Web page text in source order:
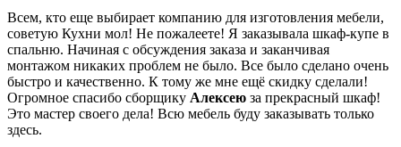
Всем, кто еще выбирает компанию для изготовления мебели,
советую Кухни мол! Не пожалеете! Я заказывала шкаф-купе в
спальню. Начиная с обсуждения заказа и заканчивая
монтажом никаких проблем не было. Все было сделано очень
быстро и качественно. К тому же мне ещё скидку сделали!
Огромное спасибо сборщику Алексею за прекрасный шкаф!
Это мастер своего дела! Всю мебель буду заказывать только
здесь.